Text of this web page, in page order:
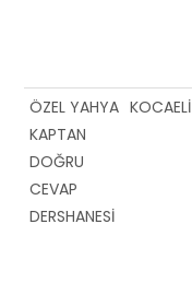
ÖZEL YAHYA
KAPTAN
DOĞRU
CEVAP
DERSHANESİ
KOCAELİ